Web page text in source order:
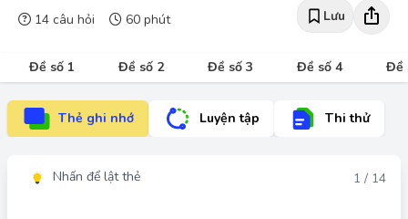
14 câu hỏi 60 phút Lưu
Đề số 1 Đề số 2 Đề số 3 Đề số 4 Đề
Thẻ ghi nhớ Luyện tập Thi thử
Nhấn để lật thẻ 1 / 14